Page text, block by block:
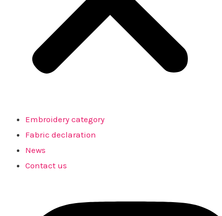
Embroidery category
Fabric declaration
News
Contact us